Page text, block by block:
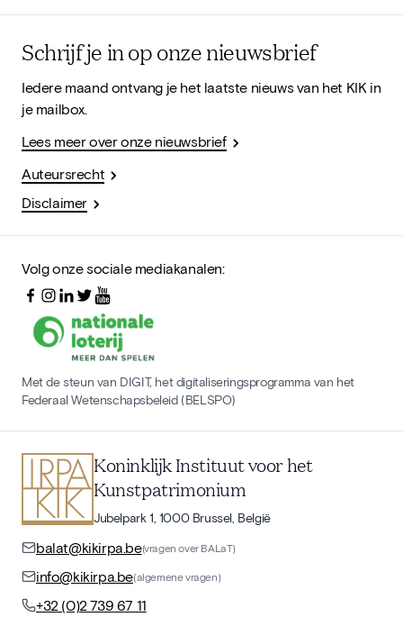
Schrijf je in op onze nieuwsbrief
Iedere maand ontvang je het laatste nieuws van het KIK in
je mailbox.
Lees meer over onze nieuwsbrief
Auteursrecht
Disclaimer
Volg onze sociale mediakanalen:
Met de steun van DIGIT, het digitaliseringsprogramma van het
Federaal Wetenschapsbeleid (BELSPO)
Koninklijk Instituut voor het
Kunstpatrimonium
Jubelpark 1, 1000 Brussel, België
balat@kikirpa.be(vragen over BALaT)
info@kikirpa.be(algemene vragen)
+32 (0)2 739 67 11